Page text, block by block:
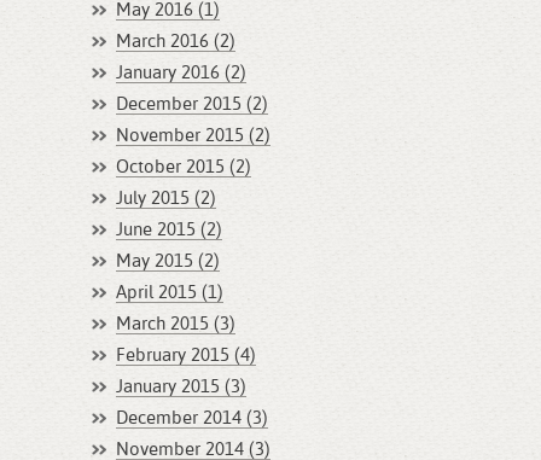
May 2016 (1)
March 2016 (2)
January 2016 (2)
December 2015 (2)
November 2015 (2)
October 2015 (2)
July 2015 (2)
June 2015 (2)
May 2015 (2)
April 2015 (1)
March 2015 (3)
February 2015 (4)
January 2015 (3)
December 2014 (3)
November 2014 (3)